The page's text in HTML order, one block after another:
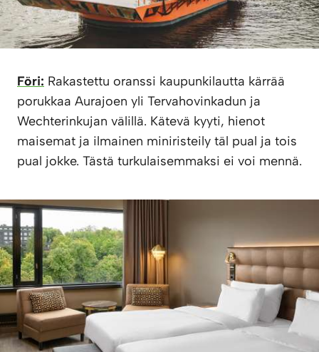
Föri: Rakastettu oranssi kaupunkilautta kärrää
porukkaa Aurajoen yli Tervahovinkadun ja
Wechterinkujan välillä. Kätevä kyyti, hienot
maisemat ja ilmainen miniristeily täl pual ja tois
pual jokke. Tästä turkulaisemmaksi ei voi mennä.